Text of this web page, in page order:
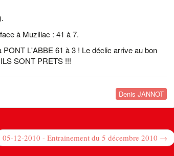
à Muzillac : 41 à 7.
L'ABBE 61 à 3 ! Le déclic arrive au bon
SONT PRETS !!!
Denis JANNOT
05-12-2010 - Entrainement du 5 décembre 2010 →